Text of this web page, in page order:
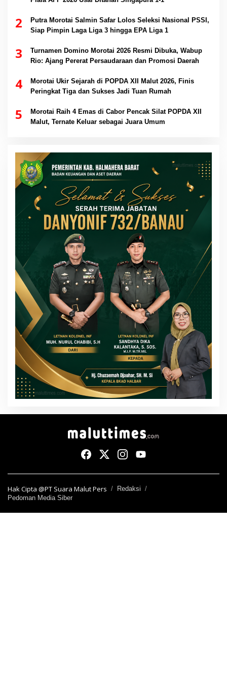
2
Putra Morotai Salmin Safar Lolos Seleksi Nasional PSSI,
Siap Pimpin Laga Liga 3 hingga EPA Liga 1
3
Turnamen Domino Morotai 2026 Resmi Dibuka, Wabup
Rio: Ajang Pererat Persaudaraan dan Promosi Daerah
4
Morotai Ukir Sejarah di POPDA XII Malut 2026, Finis
Peringkat Tiga dan Sukses Jadi Tuan Rumah
5
Morotai Raih 4 Emas di Cabor Pencak Silat POPDA XII
Malut, Ternate Keluar sebagai Juara Umum
Hak Cipta @PT Suara Malut Pers
Redaksi
Pedoman Media Siber